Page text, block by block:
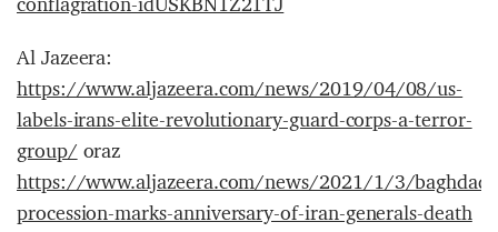
Al Jazeera:
https://www.aljazeera.com/news/2019/04/08/us-
labels-irans-elite-revolutionary-guard-corps-a-terror-
group/oraz
https://www.aljazeera.com/news/2021/1/3/baghdad-
procession-marks-anniversary-of-iran-generals-death